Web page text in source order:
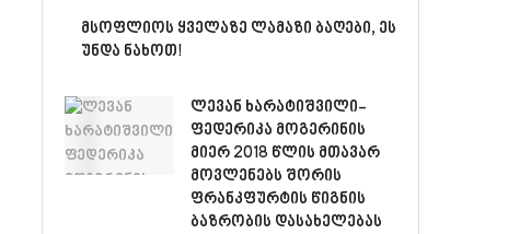
მსოფლიოს ყველაზე ლამაზი ბაღები, ეს
უნდა ნახოთ!
ლევან ხარატიშვილი-
ფედერიკა მოგერინის
მიერ 2018 წლის მთავარ
მოვლენებს შორის
ფრანკფურტის წიგნის
ბაზრობის დასახელებას